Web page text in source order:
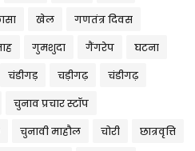
खेल गणतंत्र दिवस
गुमशुदा गैंगरेप घटना
चंडीगड़ चड़ीगढ़ चंडीगढ़
चुनाव प्रचार स्टॉप
चुनावी माहौल चोरी छात्रवृत्ति